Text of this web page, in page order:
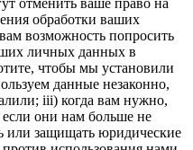
отменить ваше право на
обработки ваших
возможность попросить
личных данных в
чтобы мы установили
данные незаконно,
iii) когда вам нужно,
они нам больше не
или защищать юридические